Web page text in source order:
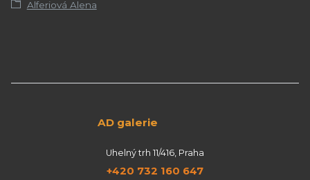
Alferiová Alena
AD galerie
Uhelný trh 11/416, Praha
+420 732 160 647